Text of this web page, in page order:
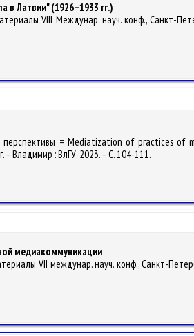
в Латвии" (1926–1933 гг.)
VІІI Междунар. науч. конф., Санкт-
= Mediatization of practices of
– Владимир : ВлГУ, 2023. – С. 104-111.
медиакоммуникации
VІІ междунар. науч. конф., Санкт-